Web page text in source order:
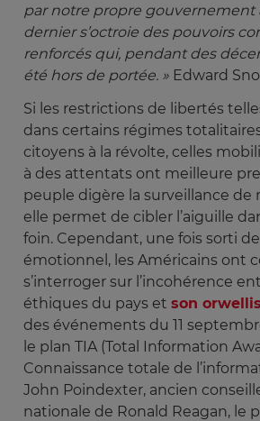
par notre propre gouvernement
dernier s’octroie des pouvoirs
renforcés qui, pendant des
été hors de portée. » Edward
Si les restrictions de libertés
dans certains régimes
citoyens à la révolte, celles
à des attentats ont meilleure
peuple digère la surveillance de
elle permet de cibler l’aiguille
foin. Cependant, une fois sorti
émotionnel, les Américains ont
s’interroger sur l’incohérence
éthiques du pays et son
des événements du 11
le plan TIA (Total Information
Connaissance totale de
John Poindexter, ancien
nationale de Ronald Reagan, le